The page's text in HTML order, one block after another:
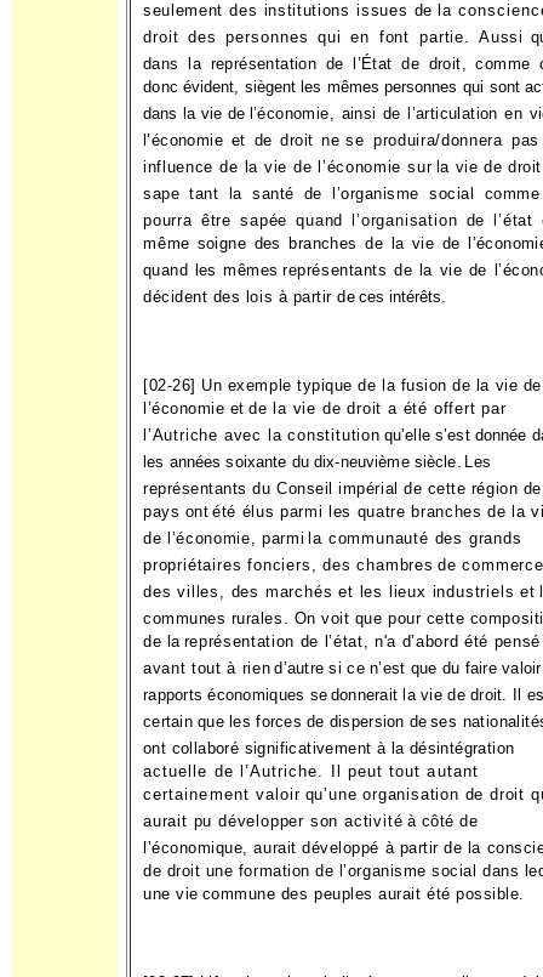
seulement des institutions issues de la
droit des personnes qui en font partie. Aussi
dans la représentation de l’État de droit, comme
donc évident, siègent les mêmes personnes qui sont
dans la vie de l’économie, ainsi de l’articulation en
l’économie et de droit ne se produira/donnera
influence de la vie de l’économie sur la vie de
sape tant la santé de l’organisme social comme
pourra être sapée quand l’organisation de l’état
même soigne des branches de la vie de
quand les mêmes représentants de la vie de
décident des lois à partir de ces intérêts.
[02-26] Un exemple typique de la fusion de la vie de
l’économie et de la vie de droit a été offert par
l’Autriche avec la constitution qu’elle s’est donnée
les années soixante du dix-neuvième siècle. Les
représentants du Conseil impérial de cette région de
pays ont été élus parmi les quatre branches de la
de l’économie, parmi la communauté des grands
propriétaires fonciers, des chambres de
des villes, des marchés et les lieux industriels et
communes rurales. On voit que pour cette
de la représentation de l’état, n'a d’abord été pensé
avant tout à rien d’autre si ce n’est que du faire
rapports économiques se donnerait la vie de droit. Il
certain que les forces de dispersion de ses
ont collaboré significativement à la désintégration
actuelle de l’Autriche. Il peut tout autant
certainement valoir qu’une organisation de droit
aurait pu développer son activité à côté de
l’économique, aurait développé à partir de la
de droit une formation de l’organisme social dans
une vie commune des peuples aurait été possible.